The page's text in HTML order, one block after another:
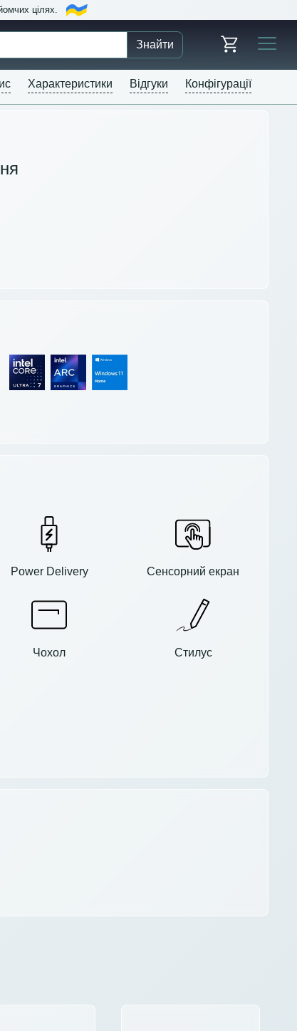
цілях.
Знайти
Характеристики Відгуки Конфігурації
Power Delivery Сенсорний екран
Чохол Стилус